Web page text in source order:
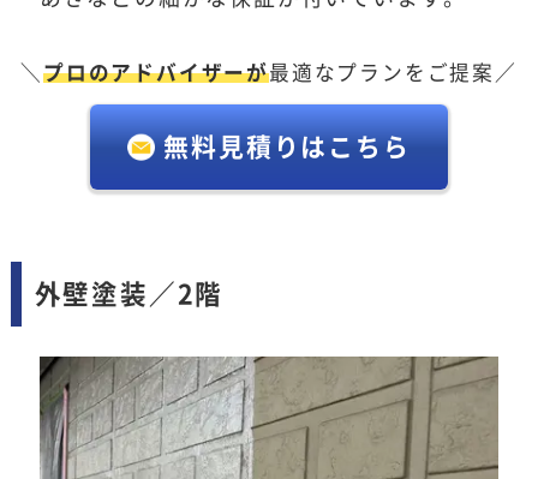
＼プロのアドバイザーが最適なプランをご提案／
無料見積りはこちら
外壁塗装／2階